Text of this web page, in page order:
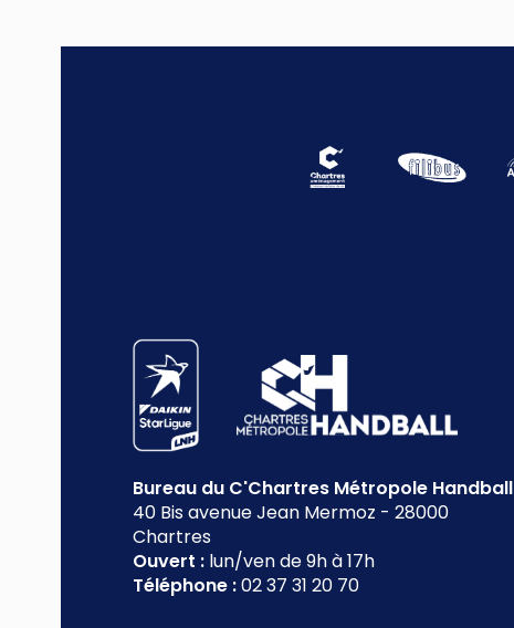
Bureau du C'Chartres Métropole Handball
40 Bis avenue Jean Mermoz - 28000
Chartres
Ouvert : lun/ven de 9h à 17h
Téléphone :02 37 31 20 70